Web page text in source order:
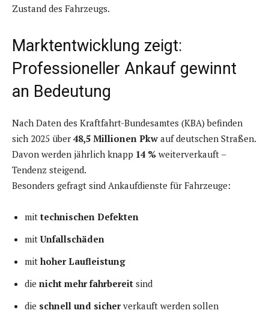
Zustand des Fahrzeugs.
Marktentwicklung zeigt:
Professioneller Ankauf gewinnt
an Bedeutung
Nach Daten des Kraftfahrt-Bundesamtes (KBA) befinden
sich 2025 über 48,5 Millionen Pkw auf deutschen Straßen.
Davon werden jährlich knapp 14 % weiterverkauft –
Tendenz steigend.
Besonders gefragt sind Ankaufdienste für Fahrzeuge:
mittechnischen Defekten
mitUnfallschäden
mit hoher Laufleistung
die nicht mehr fahrbereit sind
die schnell und sicherverkauft werden sollen